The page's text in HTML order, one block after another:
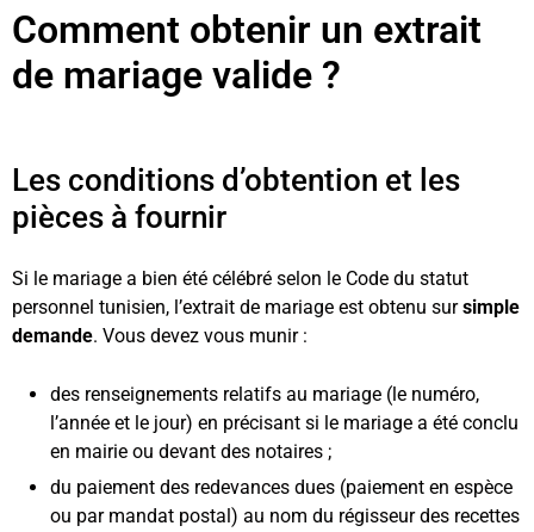
Comment obtenir un extrait
de mariage valide ?
Les conditions d’obtention et les
pièces à fournir
Si le mariage a bien été célébré selon le Code du statut
personnel tunisien, l’extrait de mariage est obtenu sursimple
demande. Vous devez vous munir :
des renseignements relatifs au mariage (le numéro,
l’année et le jour) en précisant si le mariage a été conclu
en mairie ou devant des notaires ;
du paiement des redevances dues (paiement en espèce
ou par mandat postal) au nom du régisseur des recettes